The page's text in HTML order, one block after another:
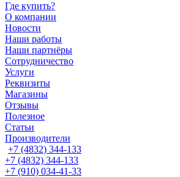
Где купить?
О компании
Новости
Наши работы
Наши партнёры
Сотрудничество
Услуги
Реквизиты
Магазины
Отзывы
Полезное
Статьи
Производители
+7 (4832) 344-133
+7 (4832) 344-133
+7 (910) 034-41-33